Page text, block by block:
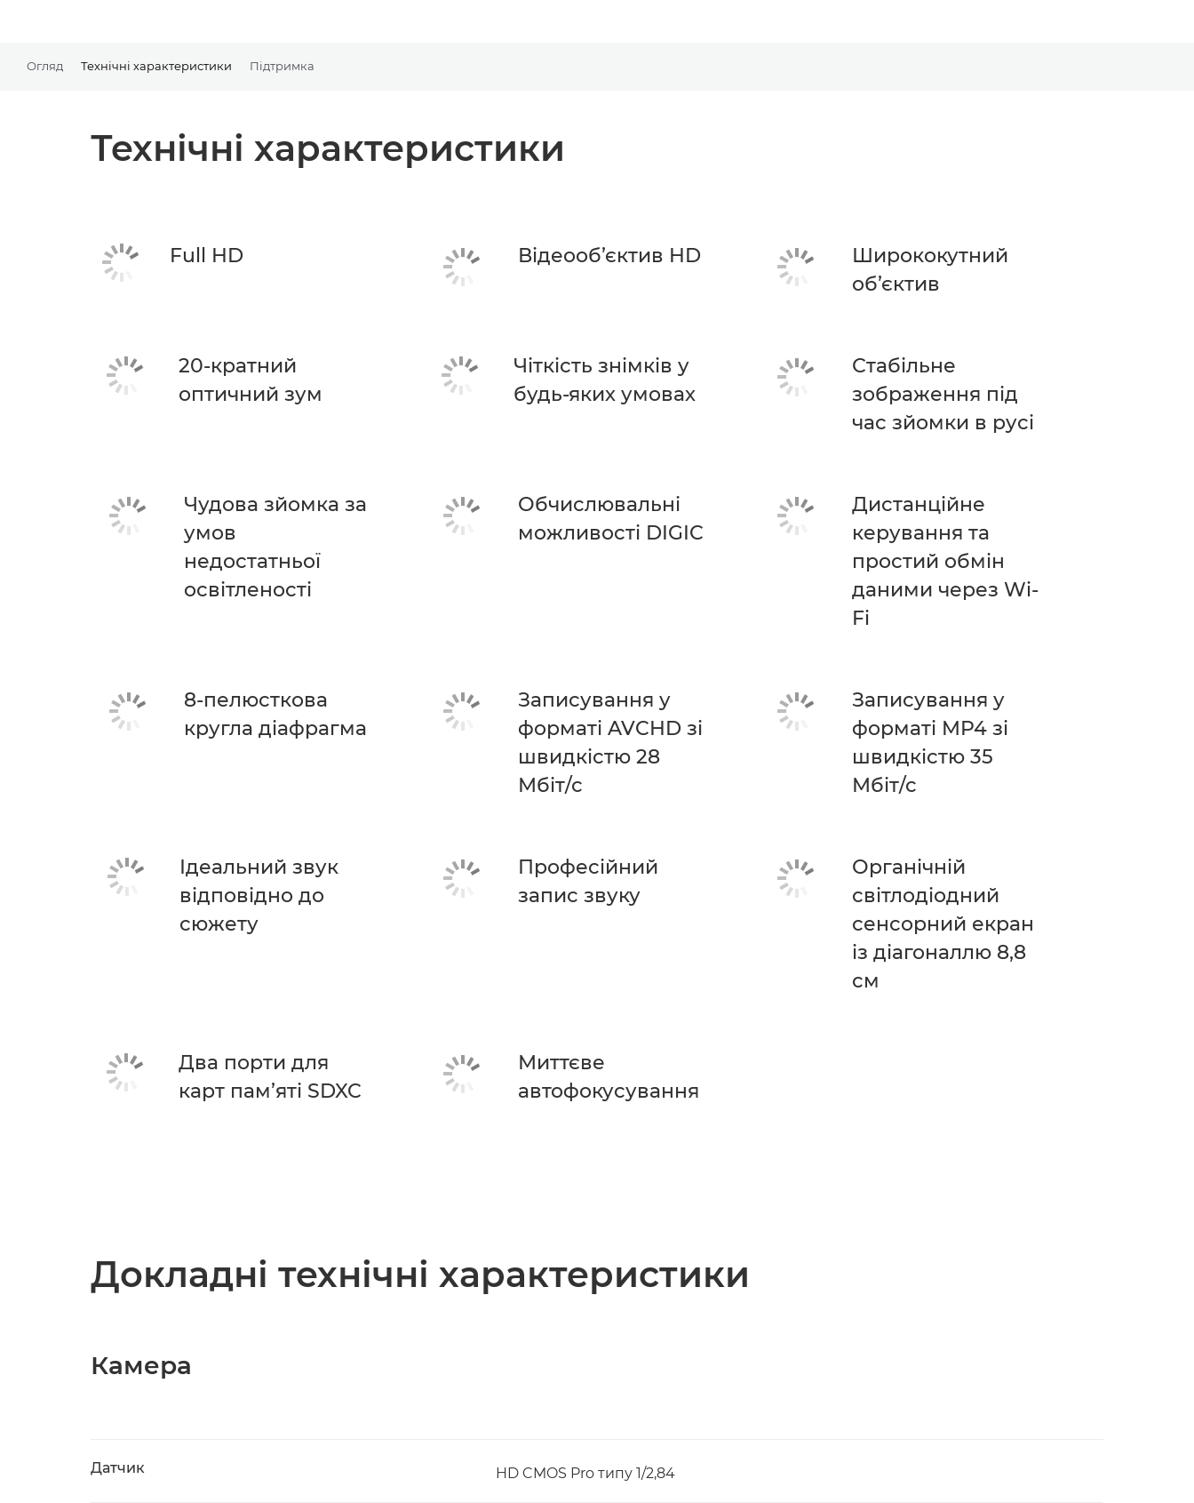
Огляд Технічні характеристики Підтримка
Технічні характеристики
Full HD Відеооб’єктив HD
Ширококутний
об’єктив
20-кратний
оптичний зум
Чіткість знімків у
будь-яких умовах
Стабільне
зображення під
час зйомки в русі
Чудова зйомка за
умов
недостатньої
освітленості
Обчислювальні
можливості DIGIC
Дистанційне
керування та
простий обмін
даними через Wi-
Fi
8-пелюсткова
кругла діафрагма
Записування у
форматі AVCHD зі
швидкістю 28
Мбіт/с
Записування у
форматі MP4 зі
швидкістю 35
Мбіт/с
Ідеальний звук
відповідно до
сюжету
Професійний
запис звуку
Органічній
світлодіодний
сенсорний екран
із діагоналлю 8,8
см
Два порти для
карт пам’яті SDXC
Миттєве
автофокусування
Докладні технічні характеристики
Камера
Датчик HD CMOS Pro типу 1/2,84